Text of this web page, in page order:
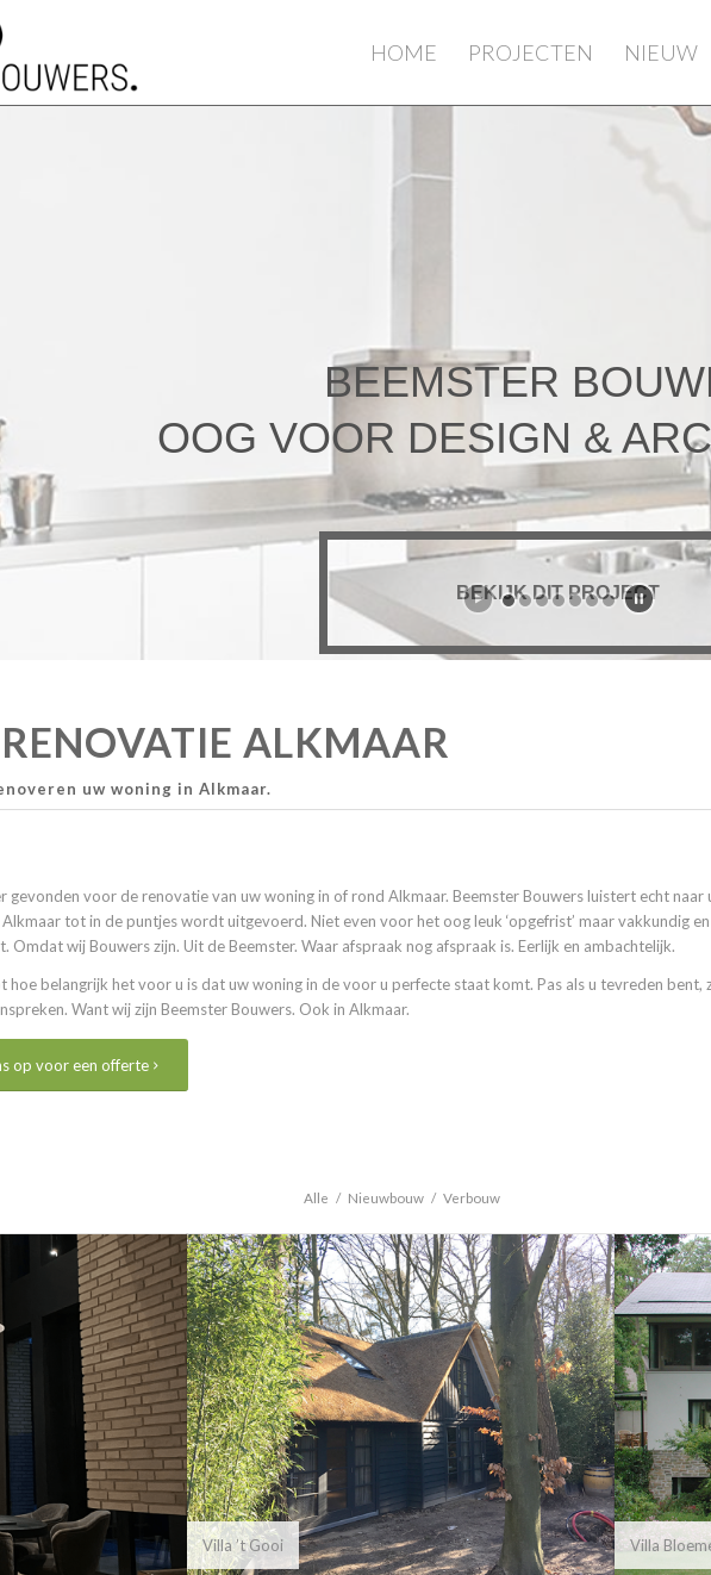
HOME PROJECTEN NIEUW
BEEMSTER
OOG VOOR DESIGN &
BEKIJK DIT PROJECT
ALKMAAR
uw woning in Alkmaar.
gevonden voor de renovatie van uw woning in of rond Alkmaar. Beemster Bouwers luistert echt
tot in de puntjes wordt uitgevoerd. Niet even voor het oog leuk ‘opgefrist’ maar vakkundig
Omdat wij Bouwers zijn. Uit de Beemster. Waar afspraak nog afspraak is. Eerlijk en ambachtelijk.
hoe belangrijk het voor u is dat uw woning in de voor u perfecte staat komt. Pas als u tevreden
Want wij zijn Beemster Bouwers. Ook in Alkmaar.
op voor een offerte
Alle / Nieuwbouw / Verbouw
Villa ’t Gooi Villa